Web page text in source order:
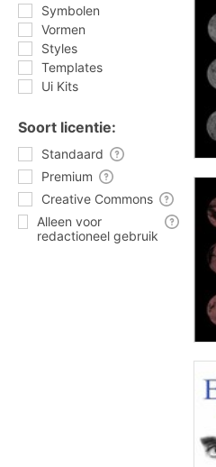
Symbolen
Vormen
Styles
Templates
Ui Kits
Soort licentie:
Standaard
Premium
Creative Commons
Alleen voor
redactioneel gebruik